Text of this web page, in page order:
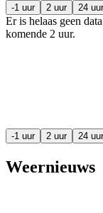
-1 uur 2 uur 24 uur
Er is helaas geen
komende 2 uur.
-1 uur 2 uur 24 uur
Weernieuws